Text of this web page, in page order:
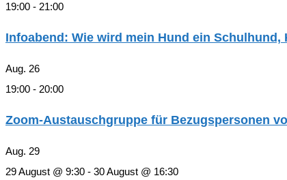
19:00 - 21:00
Infoabend: Wie wird mein Hund ein
Aug. 26
19:00 - 20:00
Zoom-Austauschgruppe für Bezugspersonen
Aug. 29
29 August @ 9:30 - 30 August @ 16:30